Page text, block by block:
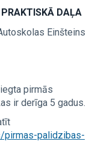
DAĻA
Einšteins
pirmās
ir derīga 5 gadus.
palidzibas-